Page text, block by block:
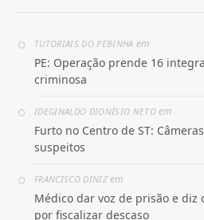
TUTORIAIS DO PEBINHA em
PE: Operação prende 16
criminosa
IDEGINALDO DIONÍSIO NETOem
Furto no Centro de ST:
suspeitos
FRANCISCO DINIZem
Médico dar voz de prisão e
por fiscalizar descaso